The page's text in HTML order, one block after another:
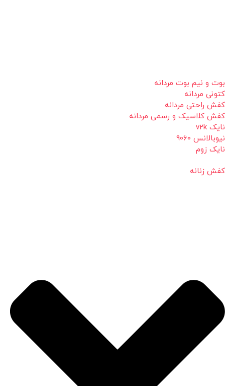
بوت و نیم بوت مردانه
کتونی مردانه
کفش راحتی مردانه
کفش کلاسیک و رسمی مردانه
نایک v2k
نیوبالانس 9060
نایک زوم
کفش زنانه